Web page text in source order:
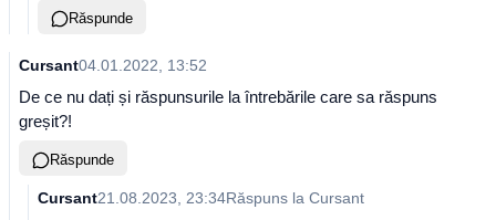
Răspunde
Cursant04.01.2022, 13:52
De ce nu dați și răspunsurile la întrebările care sa răspuns
greșit?!
Răspunde
Cursant21.08.2023, 23:34Răspuns la Cursant